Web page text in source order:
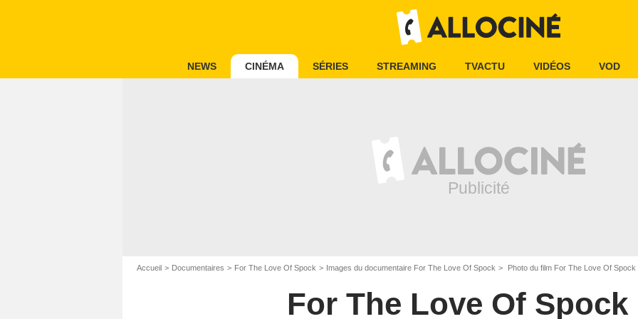
NEWS CINÉMA SÉRIES STREAMING TVACTU VIDÉOS VOD
Accueil Documentaires For The Love Of Spock Images du documentaire For The Love Of Spock Photo du film For The Love Of Spock
For The Love Of Spock